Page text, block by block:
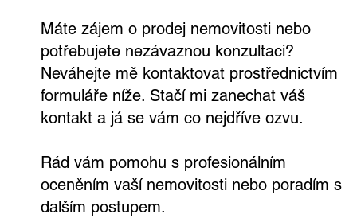
Máte zájem o prodej nemovitosti nebo
potřebujete nezávaznou konzultaci?
Neváhejte mě kontaktovat prostřednictvím
formuláře níže. Stačí mi zanechat váš
kontakt a já se vám co nejdříve ozvu.
Rád vám pomohu s profesionálním
oceněním vaší nemovitosti nebo poradím s
dalším postupem.